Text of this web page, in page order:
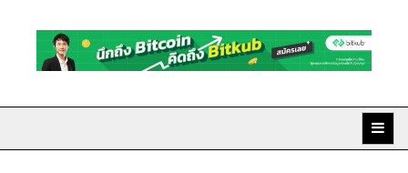
Easy Cashless มิติใหม่
แห่งการเงินยุคดิจิทัล